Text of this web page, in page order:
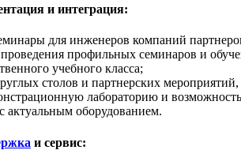
и интеграция:
для инженеров компаний
профильных семинаров и
учебного класса;
столов и партнерских
лабораторию и
актуальным оборудованием.
и сервис: